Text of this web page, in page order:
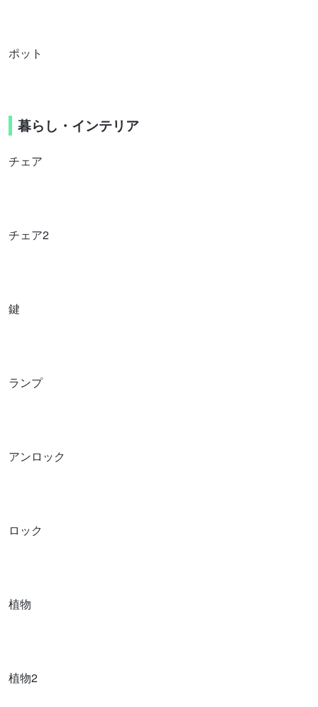
ポット
暮らし・インテリア
チェア
チェア2
鍵
ランプ
アンロック
ロック
植物
植物2